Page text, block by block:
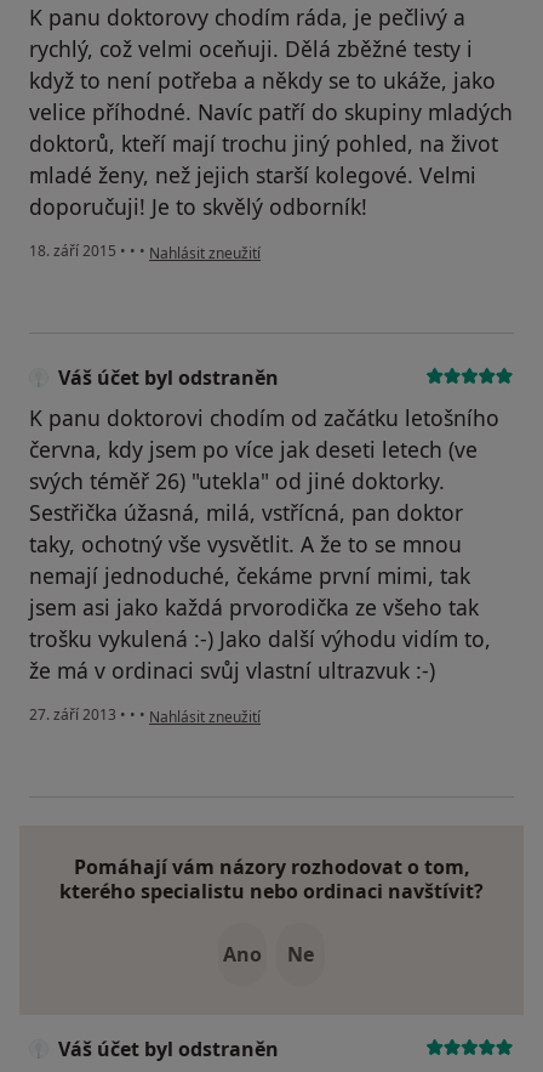
K panu doktorovy chodím ráda, je pečlivý a
rychlý, což velmi oceňuji. Dělá zběžné testy i
když to není potřeba a někdy se to ukáže, jako
velice příhodné. Navíc patří do skupiny mladých
doktorů, kteří mají trochu jiný pohled, na život
mladé ženy, než jejich starší kolegové. Velmi
doporučuji! Je to skvělý odborník!
18. září 2015 • • • podle názoru uživatele Váš účet byl odstraněn
Nahlásit zneužití
Váš účet byl odstraněn
K panu doktorovi chodím od začátku letošního
června, kdy jsem po více jak deseti letech (ve
svých téměř 26) "utekla" od jiné doktorky.
Sestřička úžasná, milá, vstřícná, pan doktor
taky, ochotný vše vysvětlit. A že to se mnou
nemají jednoduché, čekáme první mimi, tak
jsem asi jako každá prvorodička ze všeho tak
trošku vykulená :-) Jako další výhodu vidím to,
že má v ordinaci svůj vlastní ultrazvuk :-)
27. září 2013 • • • podle názoru uživatele Váš účet byl odstraněn
Nahlásit zneužití
Pomáhají vám názory rozhodovat o tom,
kterého specialistu nebo ordinaci navštívit?
Ano Ne
Váš účet byl odstraněn